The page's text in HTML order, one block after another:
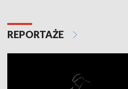
REPORTAŻE